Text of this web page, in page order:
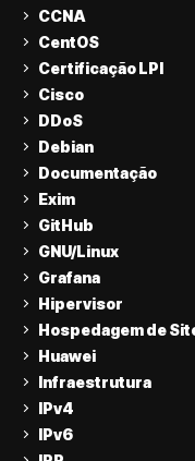
CCNA
CentOS
Certificação LPI
Cisco
DDoS
Debian
Documentação
Exim
GitHub
GNU/Linux
Grafana
Hipervisor
Hospedagem de
Huawei
Infraestrutura
IPv4
IPv6